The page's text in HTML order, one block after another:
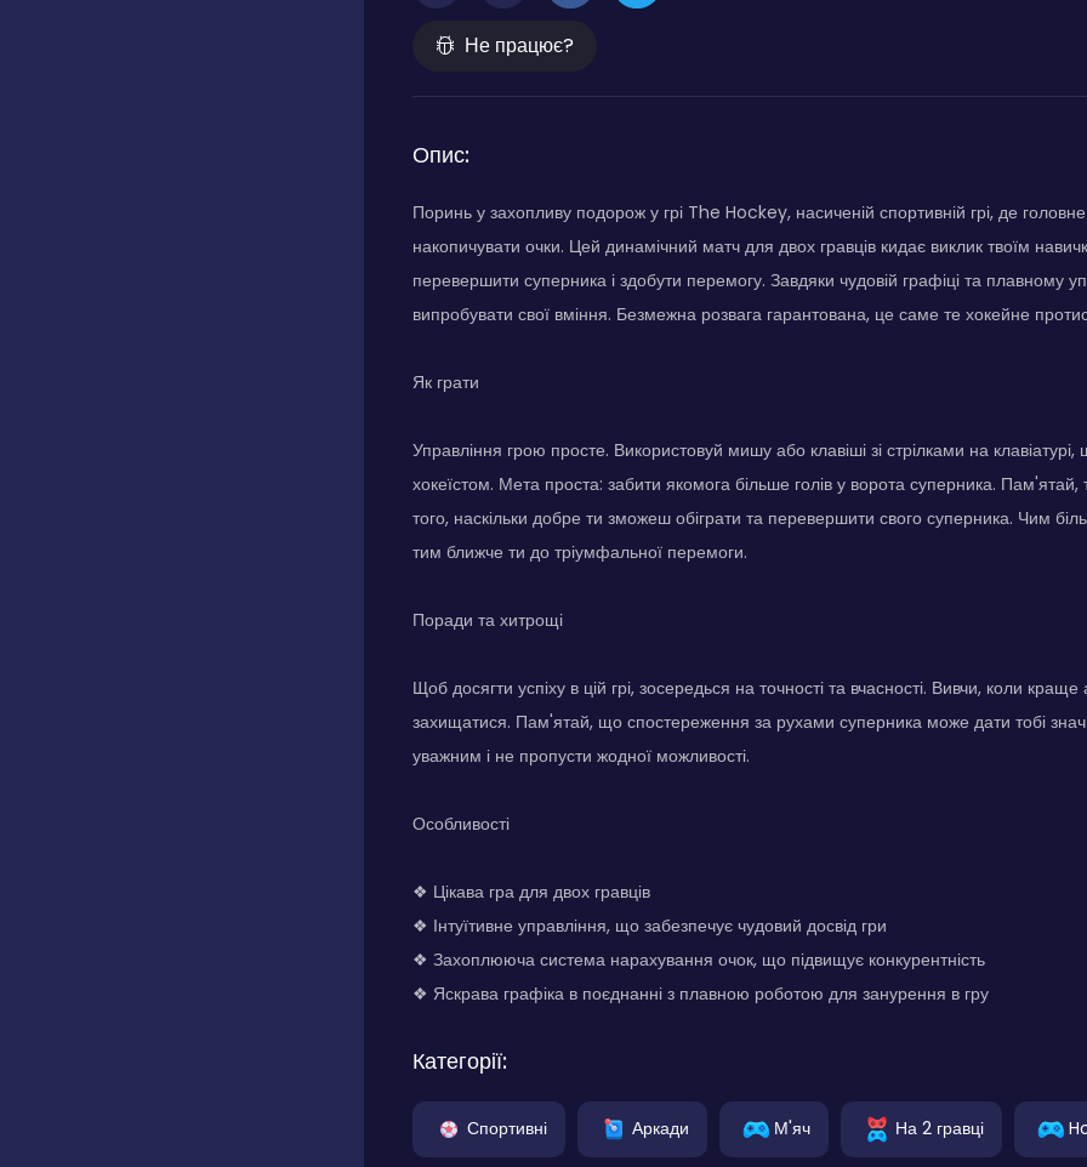
Не працює?
Опис:
Поринь у захопливу подорож у грі The Hockey, насиченій спортивній грі, де
накопичувати очки. Цей динамічний матч для двох гравців кидає виклик твоїм
перевершити суперника і здобути перемогу. Завдяки чудовій графіці та плавному
випробувати свої вміння. Безмежна розвага гарантована, це саме те хокейне
Як грати
Управління грою просте. Використовуй мишу або клавіші зі стрілками на
хокеїстом. Мета проста: забити якомога більше голів у ворота суперника. Пам'ятай,
того, наскільки добре ти зможеш обіграти та перевершити свого суперника. Чим
тим ближче ти до тріумфальної перемоги.
Поради та хитрощі
Щоб досягти успіху в цій грі, зосередься на точності та вчасності. Вивчи, коли краще
захищатися. Пам'ятай, що спостереження за рухами суперника може дати тобі
уважним і не пропусти жодної можливості.
Особливості
❖ Цікава гра для двох гравців
❖ Інтуїтивне управління, що забезпечує чудовий досвід гри
❖ Захоплююча система нарахування очок, що підвищує конкурентність
❖ Яскрава графіка в поєднанні з плавною роботою для занурення в гру
Категорії:
Спортивні Аркади М'яч На 2 гравці